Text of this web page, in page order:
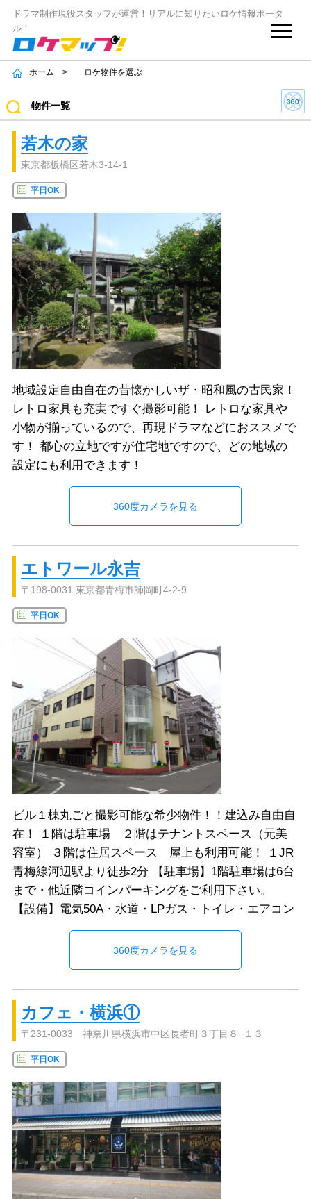
ドラマ制作現役スタッフが運営！リアルに知りたいロケ情報ポータ
ル！
ホーム > ロケ物件を選ぶ
物件一覧
若木の家
東京都板橋区若木3-14-1
平日OK
地域設定自由自在の昔懐かしいザ・昭和風の古民家！
レトロ家具も充実ですぐ撮影可能！ レトロな家具や
小物が揃っているので、再現ドラマなどにおススメで
す！ 都心の立地ですが住宅地ですので、どの地域の
設定にも利用できます！
360度カメラを見る
エトワール永吉
〒198-0031 東京都青梅市師岡町4-2-9
平日OK
ビル１棟丸ごと撮影可能な希少物件！！建込み自由自
在！ １階は駐車場 ２階はテナントスペース（元美
容室） ３階は住居スペース 屋上も利用可能！ １JR
青梅線河辺駅より徒歩2分 【駐車場】1階駐車場は6台
まで・他近隣コインパーキングをご利用下さい。
【設備】電気50A・水道・LPガス・トイレ・エアコン
360度カメラを見る
カフェ・横浜①
〒231-0033 神奈川県横浜市中区長者町３丁目８−１３
平日OK